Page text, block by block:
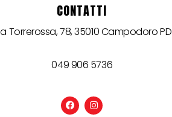
CONTATTI
Torrerossa, 78, 35010 Campodoro PD
049 906 5736